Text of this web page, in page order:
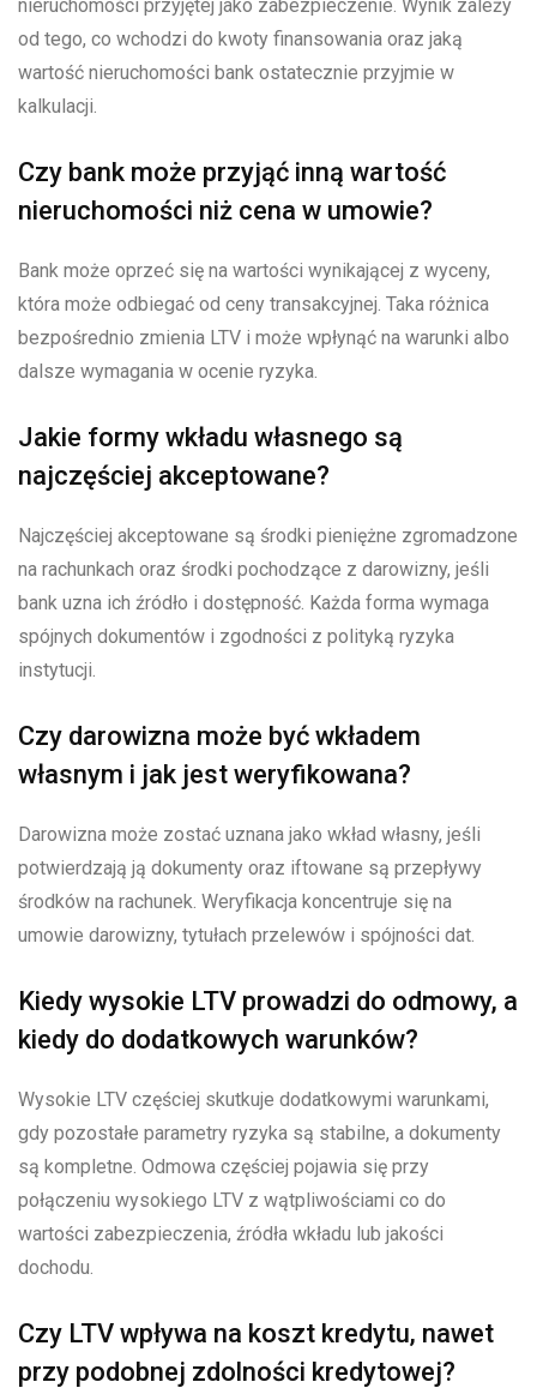
nieruchomości przyjętej jako zabezpieczenie. Wynik zależy
od tego, co wchodzi do kwoty finansowania oraz jaką
wartość nieruchomości bank ostatecznie przyjmie w
kalkulacji.
Czy bank może przyjąć inną wartość
nieruchomości niż cena w umowie?
Bank może oprzeć się na wartości wynikającej z wyceny,
która może odbiegać od ceny transakcyjnej. Taka różnica
bezpośrednio zmienia LTV i może wpłynąć na warunki albo
dalsze wymagania w ocenie ryzyka.
Jakie formy wkładu własnego są
najczęściej akceptowane?
Najczęściej akceptowane są środki pieniężne zgromadzone
na rachunkach oraz środki pochodzące z darowizny, jeśli
bank uzna ich źródło i dostępność. Każda forma wymaga
spójnych dokumentów i zgodności z polityką ryzyka
instytucji.
Czy darowizna może być wkładem
własnym i jak jest weryfikowana?
Darowizna może zostać uznana jako wkład własny, jeśli
potwierdzają ją dokumenty oraz iftowane są przepływy
środków na rachunek. Weryfikacja koncentruje się na
umowie darowizny, tytułach przelewów i spójności dat.
Kiedy wysokie LTV prowadzi do odmowy, a
kiedy do dodatkowych warunków?
Wysokie LTV częściej skutkuje dodatkowymi warunkami,
gdy pozostałe parametry ryzyka są stabilne, a dokumenty
są kompletne. Odmowa częściej pojawia się przy
połączeniu wysokiego LTV z wątpliwościami co do
wartości zabezpieczenia, źródła wkładu lub jakości
dochodu.
Czy LTV wpływa na koszt kredytu, nawet
przy podobnej zdolności kredytowej?